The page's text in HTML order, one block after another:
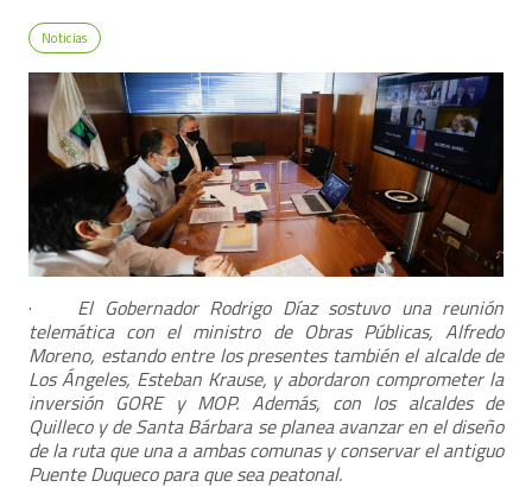
Noticias
· El Gobernador Rodrigo Díaz sostuvo una reunión
telemática con el ministro de Obras Públicas, Alfredo
Moreno, estando entre los presentes también el alcalde de
Los Ángeles, Esteban Krause, y abordaron comprometer la
inversión GORE y MOP. Además, con los alcaldes de
Quilleco y de Santa Bárbara se planea avanzar en el diseño
de la ruta que una a ambas comunas y conservar el antiguo
Puente Duqueco para que sea peatonal.